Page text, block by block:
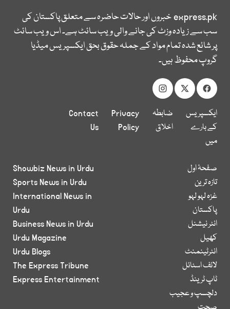
express.pkخبروں اور حالات حاضرہ سے متعلق پاکستان کی
سب سے زیادہ وزٹ کی جانے والی ویب سائٹ ہے۔ اس ویب سائٹ
پر شائع شدہ تمام مواد کے جملہ حقوق بحق ایکسپریس میڈیا
گروپ محفوظ ہیں۔
ایکسپریس
کے بارے
میں
ضابطہ
اخلاق
Privacy
Policy
Contact
Us
صفحۂ اول
تازہ ترین
غزہ لہو لہو
پاکستان
انٹر نیشنل
کھیل
انٹرٹینمنٹ
لائف اسٹائل
ٹاپ ٹرینڈ
دلچسپ و عجیب
Showbiz News in Urdu
Sports News in Urdu
International News in
Urdu
Business News in Urdu
Urdu Magazine
Urdu Blogs
The Express Tribune
Express Entertainment